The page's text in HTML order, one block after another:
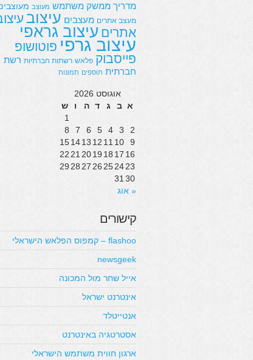
מדריך ממשק משתמש מעוצב
מעצב אתרים מעצבים עיצוב
אתרים עיצוב גראפי
עיצוב גרפי פוטושופ
פייסבוק פלאש רשתות חברתיות רשת
חברתית תוספים תמונות
אוגוסט 2026
א ב ג ד ה ו
ש
1
2
3
4
5
6
7
8
9
10
11
12
13
14
15
16
17
18
19
20
21
22
23
24
25
26
27
28
29
30
31
« אוג
קישורים
flashoo – קמפוס הפלאש הישראלי
newsgeek
אייל שחר מול המכונה
אינטרנט ישראל
אנטייטלד
אסטרטגיה באינטרנט
ארגון חווית משתמש הישראלי